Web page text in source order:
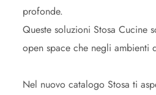
profonde.
Queste soluzioni Stosa Cucine
open space che negli ambienti
Nel nuovo catalogo Stosa ti